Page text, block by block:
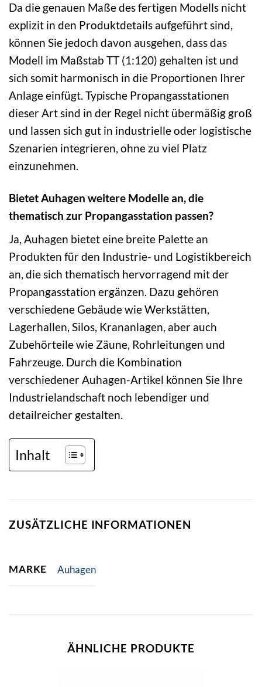
Da die genauen Maße des fertigen Modells nicht
explizit in den Produktdetails aufgeführt sind,
können Sie jedoch davon ausgehen, dass das
Modell im Maßstab TT (1:120) gehalten ist und
sich somit harmonisch in die Proportionen Ihrer
Anlage einfügt. Typische Propangasstationen
dieser Art sind in der Regel nicht übermäßig groß
und lassen sich gut in industrielle oder logistische
Szenarien integrieren, ohne zu viel Platz
einzunehmen.
Bietet Auhagen weitere Modelle an, die
thematisch zur Propangasstation passen?
Ja, Auhagen bietet eine breite Palette an
Produkten für den Industrie- und Logistikbereich
an, die sich thematisch hervorragend mit der
Propangasstation ergänzen. Dazu gehören
verschiedene Gebäude wie Werkstätten,
Lagerhallen, Silos, Krananlagen, aber auch
Zubehörteile wie Zäune, Rohrleitungen und
Fahrzeuge. Durch die Kombination
verschiedener Auhagen-Artikel können Sie Ihre
Industrielandschaft noch lebendiger und
detailreicher gestalten.
Inhalt
ZUSÄTZLICHE INFORMATIONEN
MARKE Auhagen
ÄHNLICHE PRODUKTE